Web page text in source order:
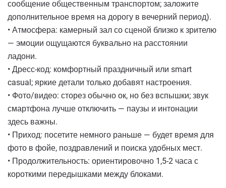
сообщение общественным транспортом; заложите
дополнительное время на дорогу в вечерний период).
• Атмосфера: камерный зал со сценой близко к зрителю
— эмоции ощущаются буквально на расстоянии
ладони.
• Дресс-код: комфортный праздничный или smart
casual; яркие детали только добавят настроения.
• Фото/видео: сторез обычно ок, но без вспышки; звук
смартфона лучше отключить — паузы и интонации
здесь важны.
• Приход: посетите немного раньше — будет время для
фото в фойе, поздравлений и поиска удобных мест.
• Продолжительность: ориентировочно 1,5-2 часа с
короткими передышками между блоками.